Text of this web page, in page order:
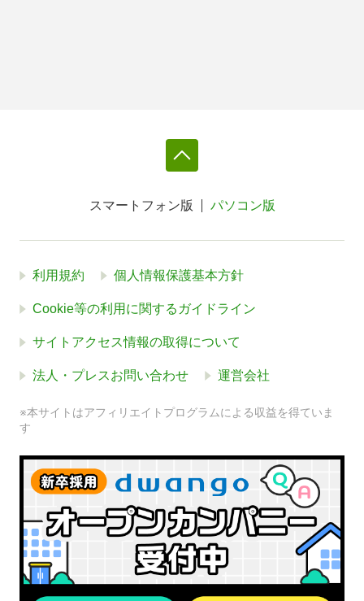
スマートフォン版 パソコン版
利用規約 個人情報保護基本方針
Cookie等の利用に関するガイドライン
サイトアクセス情報の取得について
法人・プレスお問い合わせ 運営会社
※本サイトはアフィリエイトプログラムによる収益を得ていま
す